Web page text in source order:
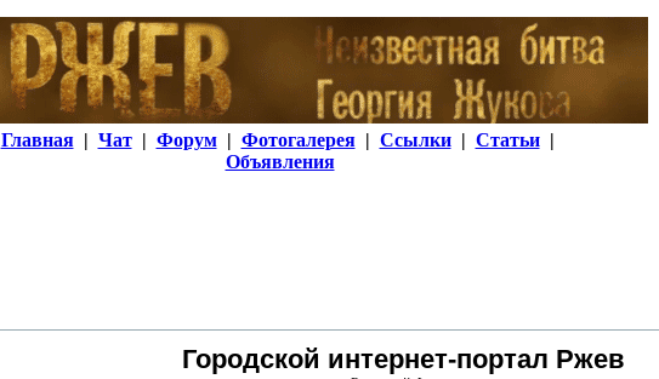
Главная | Чат | Форум | Фотогалерея | Ссылки | Статьи |
Объявления
Городской интернет-портал Ржев